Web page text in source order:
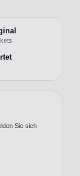
Sie sich